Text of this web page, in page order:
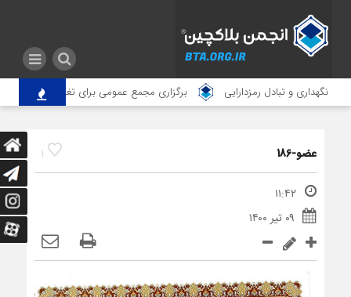
نگهداری و تبادل رمزدارایی برگزاری مجمع عمومی برای تغییر آدرس انجمن
1 عضو-186
۱۱:۴۲
۰۹ تیر ۱۴۰۰